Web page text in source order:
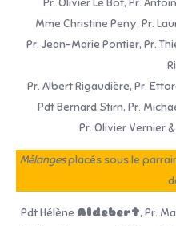
Pr. Olivier Le Bot, Pr.
Mme Christine Peny, Pr.
Pr. Jean-Marie Pontier, Pr.
Pr. Albert Rigaudière, Pr.
Pdt Bernard Stirn, Pr.
Pr. Olivier Vernier
Mélangesplacés sous le
Pdt Hélène Aldebert, Pr.